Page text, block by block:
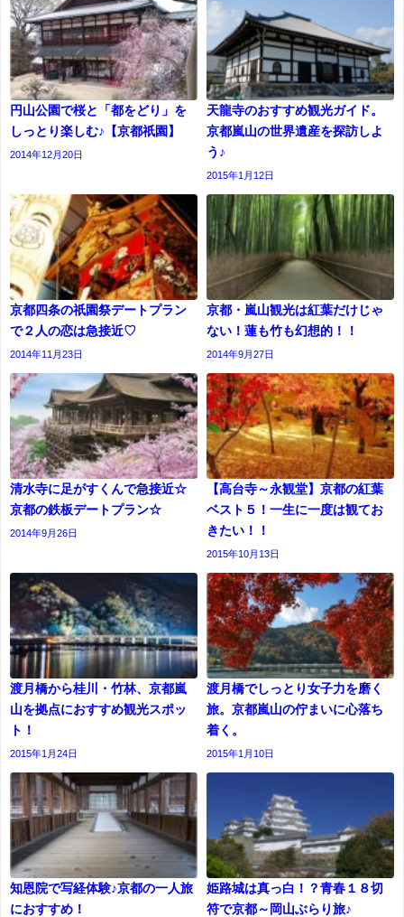
円山公園で桜と「都をどり」を
しっとり楽しむ♪【京都祇園】
2014年12月20日
天龍寺のおすすめ観光ガイド。
京都嵐山の世界遺産を探訪しよ
う♪
2015年1月12日
京都四条の祇園祭デートプラン
で２人の恋は急接近♡
2014年11月23日
京都・嵐山観光は紅葉だけじゃ
ない！蓮も竹も幻想的！！
2014年9月27日
清水寺に足がすくんで急接近☆
京都の鉄板デートプラン☆
2014年9月26日
【高台寺～永観堂】京都の紅葉
ベスト５！一生に一度は観てお
きたい！！
2015年10月13日
渡月橋から桂川・竹林、京都嵐
山を拠点におすすめ観光スポッ
ト！
2015年1月24日
渡月橋でしっとり女子力を磨く
旅。京都嵐山の佇まいに心落ち
着く。
2015年1月10日
知恩院で写経体験♪京都の一人旅
におすすめ！
姫路城は真っ白！？青春１８切
符で京都～岡山ぶらり旅♪